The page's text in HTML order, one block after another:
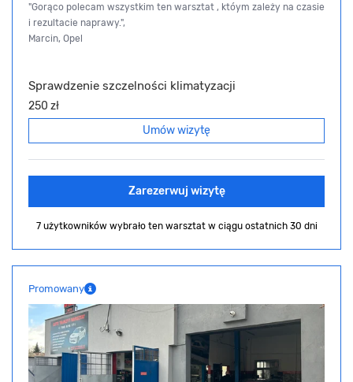
"Gorąco polecam wszystkim ten warsztat , któym zależy na czasie
i rezultacie naprawy.",
Marcin, Opel
Sprawdzenie szczelności klimatyzacji
250 zł
Umów wizytę
Zarezerwuj wizytę
7 użytkowników wybrało ten warsztat w ciągu ostatnich 30 dni
Promowany